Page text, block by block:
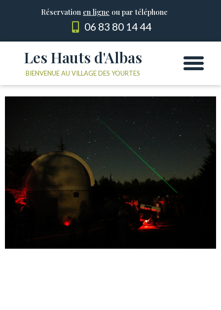
Réservation en ligne ou par téléphone
06 83 80 14 44
Les Hauts d'Albas
BIENVENUE AU VILLAGE DES YOURTES